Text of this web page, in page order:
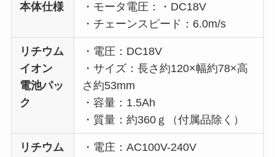
本体仕様
・モータ電圧：・DC18V
・チェーンスピード：6.0m/s
リチウム
イオン
電池パッ
ク
・電圧：DC18V
・サイズ：長さ約120×幅約78×高
さ約53mm
・容量：1.5Ah
・質量：約360ｇ（付属品除く）
リチウム
・電庄：AC100V-240V